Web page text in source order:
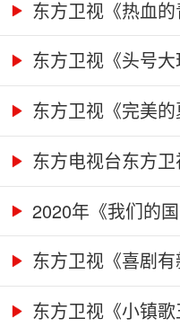
东方卫视《热血
东方卫视《头号
东方卫视《完美
告...东方电视台东方
绍...2020年《我们的
东方卫视《喜剧
东方卫视《小镇